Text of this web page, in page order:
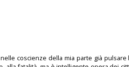
coscienze della mia parte già pulsare